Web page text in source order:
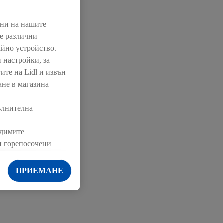
на нашите
различни
устройство.
настройки, за
на Lidl и извън
в магазина
горепосочени
нашатаполитика за
ПРИЕМАНЕ